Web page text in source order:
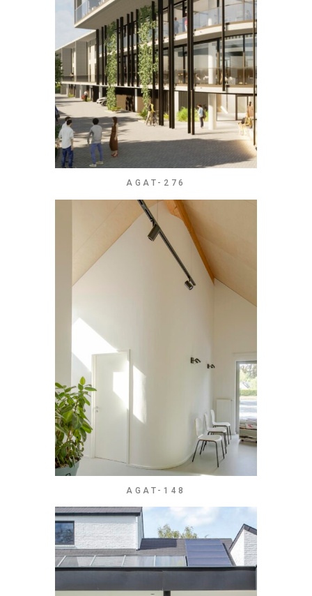
AGAT-276
AGAT-148